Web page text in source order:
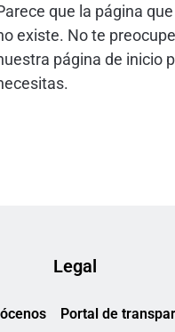
que la página
existe. No te
página de inicio
Legal
Portal de